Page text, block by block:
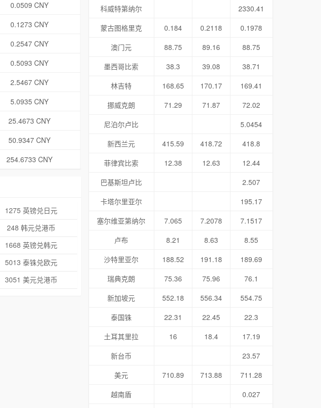
0.0509 CNY
0.1273 CNY
0.2547 CNY
0.5093 CNY
2.5467 CNY
5.0935 CNY
25.4673 CNY
50.9347 CNY
254.6733 CNY
1275 英镑兑日元
248 韩元兑港币
1668 英镑兑韩元
5013 泰铢兑欧元
3051 美元兑港币
科威特第纳尔
2330.41
蒙古图格里克
0.184 0.2118
0.1978
澳门元
88.75 89.16
88.75
墨西哥比索
38.3 39.08
38.71
林吉特
168.65 170.17
169.41
挪威克朗
71.29 71.87
72.02
尼泊尔卢比
5.0454
新西兰元
415.59 418.72
418.8
菲律宾比索
12.38 12.63
12.44
巴基斯坦卢比
2.507
卡塔尔里亚尔
195.17
塞尔维亚第纳尔
7.065 7.2078
7.1517
卢布
8.21 8.63
8.55
沙特里亚尔
188.52 191.18
189.69
瑞典克朗
75.36 75.96
76.1
新加坡元
552.18 556.34
554.75
泰国铢
22.31 22.45
22.3
土耳其里拉
16 18.4
17.19
新台币
23.57
美元
710.89 713.88
711.28
越南盾
0.027